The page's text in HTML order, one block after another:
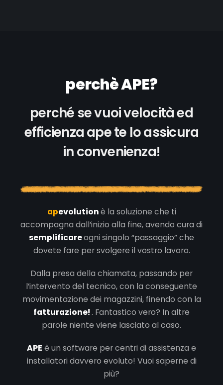
perchè APE?
perché se vuoi velocità ed
efficienza ape te lo assicura
in convenienza!
apevolutionè la soluzione che ti
accompagna dall’inizio alla fine, avendo cura di
semplificareogni singolo “passaggio” che
dovete fare per svolgere il vostro lavoro.
Dalla presa della chiamata, passando per
l’intervento del tecnico, con la conseguente
movimentazione dei magazzini, finendo con la
fatturazione!. Fantastico vero? In altre
parole niente viene lasciato al caso.
APE è un software per centri di assistenza e
installatori davvero evoluto! Vuoi saperne di
più?